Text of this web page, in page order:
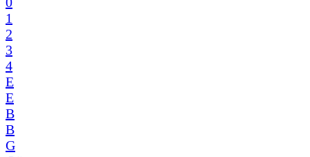
1
2
3
4
E
E
B
B
G